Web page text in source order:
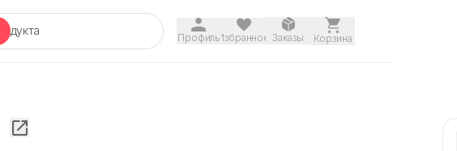
ПрофильИзбранное Заказы Корзина